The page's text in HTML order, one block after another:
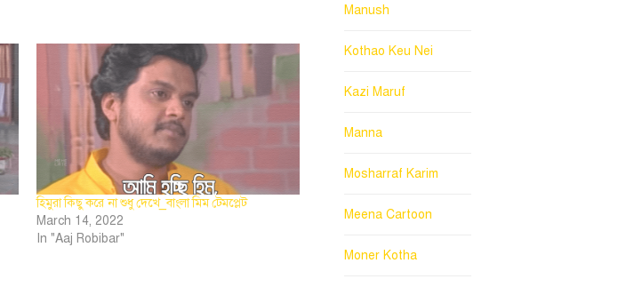
হিমুরা কিছু করে না শুধু দেখে_বাংলা মিম টেমপ্লেট
March 14, 2022
In "Aaj Robibar"
Manush
Kothao Keu Nei
Kazi Maruf
Manna
Mosharraf Karim
Meena Cartoon
Moner Kotha